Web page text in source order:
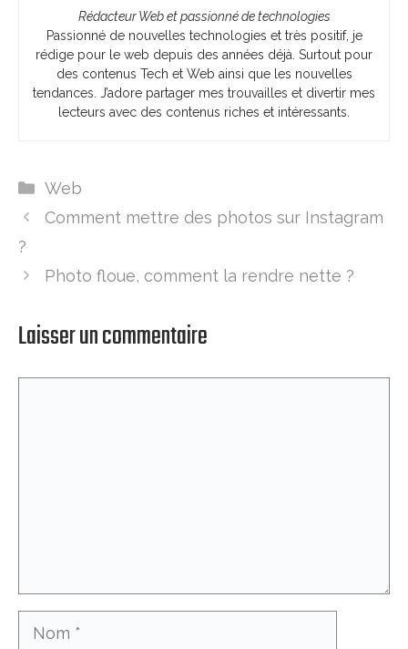
Rédacteur Web et passionné de technologies
Passionné de nouvelles technologies et très positif, je
rédige pour le web depuis des années déjà. Surtout pour
des contenus Tech et Web ainsi que les nouvelles
tendances. J’adore partager mes trouvailles et divertir mes
lecteurs avec des contenus riches et intéressants.
Catégories
Web
Comment mettre des photos sur Instagram
?
Photo floue, comment la rendre nette ?
Laisser un commentaire